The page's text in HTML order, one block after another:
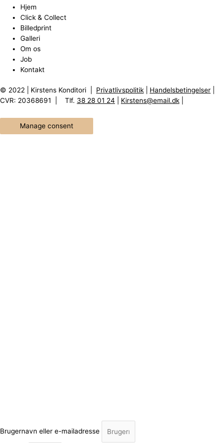
Hjem
Click & Collect
Billedprint
Galleri
Om os
Job
Kontakt
© 2022 | Kirstens Konditori | Privatlivspolitik Handelsbetingelser
CVR: 20368691 | Tlf. 38 28 01 24 Kirstens@email.dk
Manage consent
Brugernavn eller e-mailadresse